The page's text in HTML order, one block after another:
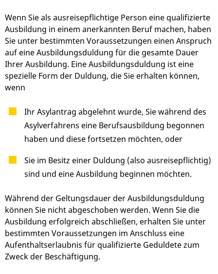
Wenn Sie als ausreisepflichtige Person eine qualifizierte
Ausbildung in einem anerkannten Beruf machen, haben
Sie unter bestimmten Voraussetzungen einen Anspruch
auf eine Ausbildungsduldung für die gesamte Dauer
Ihrer Ausbildung. Eine Ausbildungsduldung ist eine
spezielle Form der Duldung, die Sie erhalten können,
wenn
Ihr Asylantrag abgelehnt wurde, Sie während des
Asylverfahrens eine Berufsausbildung begonnen
haben und diese fortsetzen möchten, oder
Sie im Besitz einer Duldung (also ausreisepflichtig)
sind und eine Ausbildung beginnen möchten.
Während der Geltungsdauer der Ausbildungsduldung
können Sie nicht abgeschoben werden. Wenn Sie die
Ausbildung erfolgreich abschließen, erhalten Sie unter
bestimmten Voraussetzungen im Anschluss eine
Aufenthaltserlaubnis für qualifizierte Geduldete zum
Zweck der Beschäftigung.